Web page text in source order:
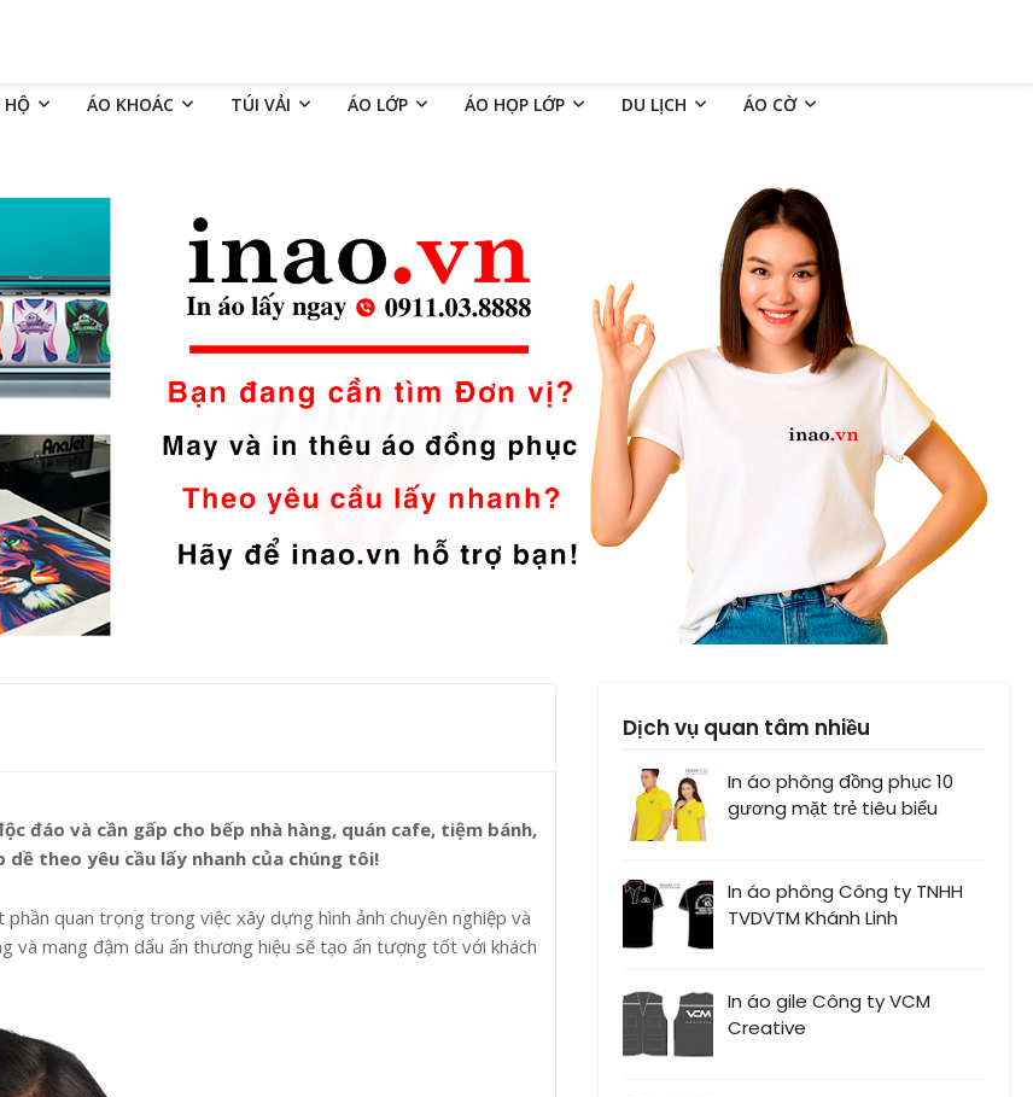
HỘ ÁO KHOÁC TÚI VẢI ÁO LỚP ÁO HỌP LỚP DU LỊCH ÁO CỜ
đáo và cần gấp cho bếp nhà hàng, quán cafe, tiệm bánh,
theo yêu cầu lấy nhanh của chúng tôi!
quan trọng trong việc xây dựng hình ảnh chuyên nghiệp và
và mang đậm dấu ấn thương hiệu sẽ tạo ấn tượng tốt với khách
Dịch vụ quan tâm nhiều
In áo phông đồng phục 10
gương mặt trẻ tiêu biểu
In áo phông Công ty TNHH
TVDVTM Khánh Linh
In áo gile Công ty VCM
Creative